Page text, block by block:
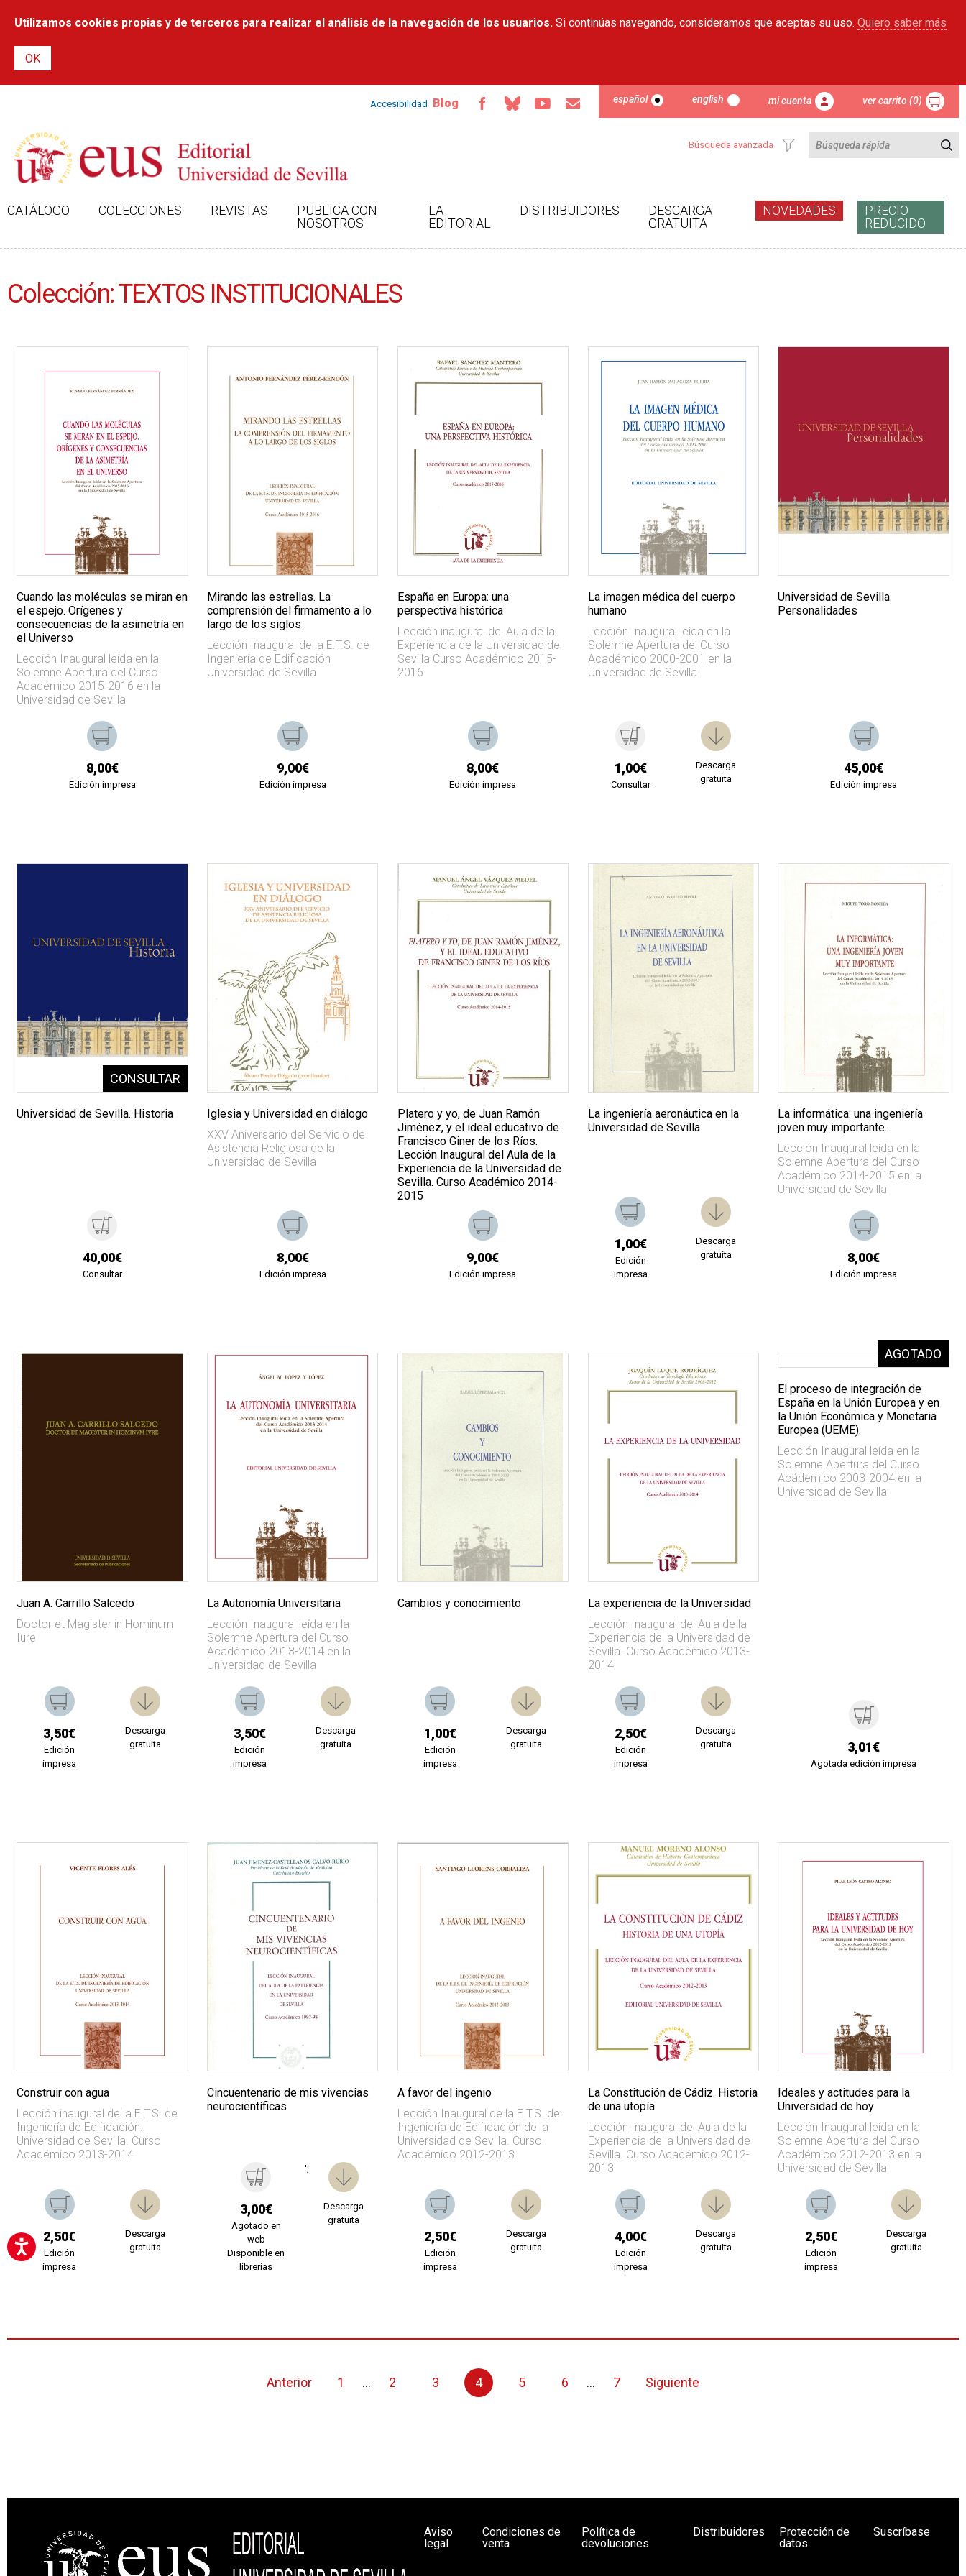
contenido
Utilizamos cookies propias y de terceros para realizar el análisis de la navegación de los usuarios. Si continúas navegando, consideramos que aceptas su uso. Quiero saber más
Accesibilidad Blog español english mi cuenta ver carrito (0)
Búsqueda avanzada
CATÁLOGO COLECCIONES REVISTAS
PUBLICA CON
NOSOTROS
LA
EDITORIAL
DISTRIBUIDORES
DESCARGA
GRATUITA
NOVEDADES
PRECIO
REDUCIDO
Colección: TEXTOS INSTITUCIONALES
Cuando las moléculas se miran en
el espejo. Orígenes y
consecuencias de la asimetría en
el Universo
Lección Inaugural leída en la
Solemne Apertura del Curso
Académico 2015-2016 en la
Universidad de Sevilla
8,00€
Edición impresa
Mirando las estrellas. La
comprensión del firmamento a lo
largo de los siglos
Lección Inaugural de la E.T.S. de
Ingeniería de Edificación
Universidad de Sevilla
9,00€
Edición impresa
España en Europa: una
perspectiva histórica
Lección inaugural del Aula de la
Experiencia de la Universidad de
Sevilla Curso Académico 2015-
2016
8,00€
Edición impresa
La imagen médica del cuerpo
humano
Lección Inaugural leída en la
Solemne Apertura del Curso
Académico 2000-2001 en la
Universidad de Sevilla
1,00€
Consultar
Descarga
gratuita
Universidad de Sevilla.
Personalidades
45,00€
Edición impresa
Universidad de Sevilla. Historia
40,00€
Consultar
Iglesia y Universidad en diálogo
XXV Aniversario del Servicio de
Asistencia Religiosa de la
Universidad de Sevilla
8,00€
Edición impresa
Platero y yo, de Juan Ramón
Jiménez, y el ideal educativo de
Francisco Giner de los Ríos.
Lección Inaugural del Aula de la
Experiencia de la Universidad de
Sevilla. Curso Académico 2014-
2015
9,00€
Edición impresa
La ingeniería aeronáutica en la
Universidad de Sevilla
1,00€
Edición
impresa
Descarga
gratuita
La informática: una ingeniería
joven muy importante.
Lección Inaugural leída en la
Solemne Apertura del Curso
Académico 2014-2015 en la
Universidad de Sevilla
8,00€
Edición impresa
Juan A. Carrillo Salcedo
Doctor et Magister in Hominum
Iure
3,50€
Edición
impresa
Descarga
gratuita
La Autonomía Universitaria
Lección Inaugural leída en la
Solemne Apertura del Curso
Académico 2013-2014 en la
Universidad de Sevilla
3,50€
Edición
impresa
Descarga
gratuita
Cambios y conocimiento
1,00€
Edición
impresa
Descarga
gratuita
La experiencia de la Universidad
Lección Inaugural del Aula de la
Experiencia de la Universidad de
Sevilla. Curso Académico 2013-
2014
2,50€
Edición
impresa
Descarga
gratuita
El proceso de integración de
España en la Unión Europea y en
la Unión Económica y Monetaria
Europea (UEME).
Lección Inaugural leída en la
Solemne Apertura del Curso
Acádemico 2003-2004 en la
Universidad de Sevilla
3,01€
Agotada edición impresa
Construir con agua
Lección inaugural de la E.T.S. de
Ingeniería de Edificación.
Universidad de Sevilla. Curso
Académico 2013-2014
2,50€
Edición
impresa
Descarga
gratuita
Cincuentenario de mis vivencias
neurocientíficas
3,00€
Agotado en
web
Disponible en
librerías
';
Descarga
gratuita
A favor del ingenio
Lección Inaugural de la E.T.S. de
Ingeniería de Edificación de la
Universidad de Sevilla. Curso
Académico 2012-2013
2,50€
Edición
impresa
Descarga
gratuita
La Constitución de Cádiz. Historia
de una utopía
Lección Inaugural del Aula de la
Experiencia de la Universidad de
Sevilla. Curso Académico 2012-
2013
4,00€
Edición
impresa
Descarga
gratuita
Ideales y actitudes para la
Universidad de hoy
Lección Inaugural leída en la
Solemne Apertura del Curso
Académico 2012-2013 en la
Universidad de Sevilla
2,50€
Edición
impresa
Descarga
gratuita
Anterior 1 ... 2 3 4 5 6 ... 7 Siguiente
Aviso
legal
Condiciones de
venta
Política de
devoluciones
Distribuidores
Protección de
datos
Suscríbase